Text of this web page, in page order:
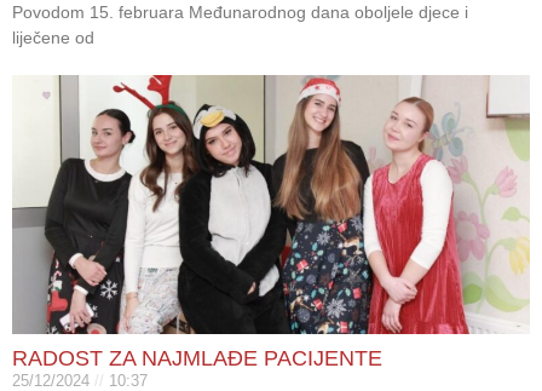
Povodom 15. februara Međunarodnog dana oboljele djece i
liječene od
RADOST ZA NAJMLAĐE PACIJENTE
25/12/2024 10:37